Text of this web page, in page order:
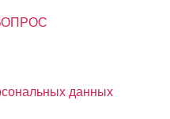
данных